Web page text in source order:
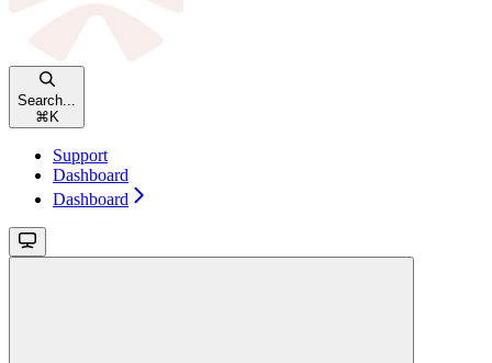
Search...
⌘ K
Support
Dashboard
Dashboard